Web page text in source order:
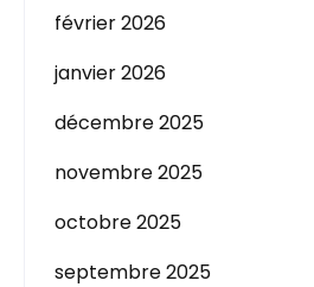
février 2026
janvier 2026
décembre 2025
novembre 2025
octobre 2025
septembre 2025